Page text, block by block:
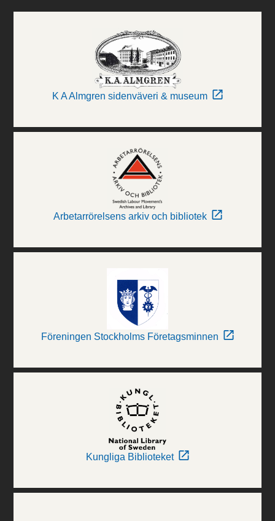
K A Almgren sidenväveri & museum
Arbetarrörelsens arkiv och bibliotek
Föreningen Stockholms Företagsminnen
Kungliga Biblioteket